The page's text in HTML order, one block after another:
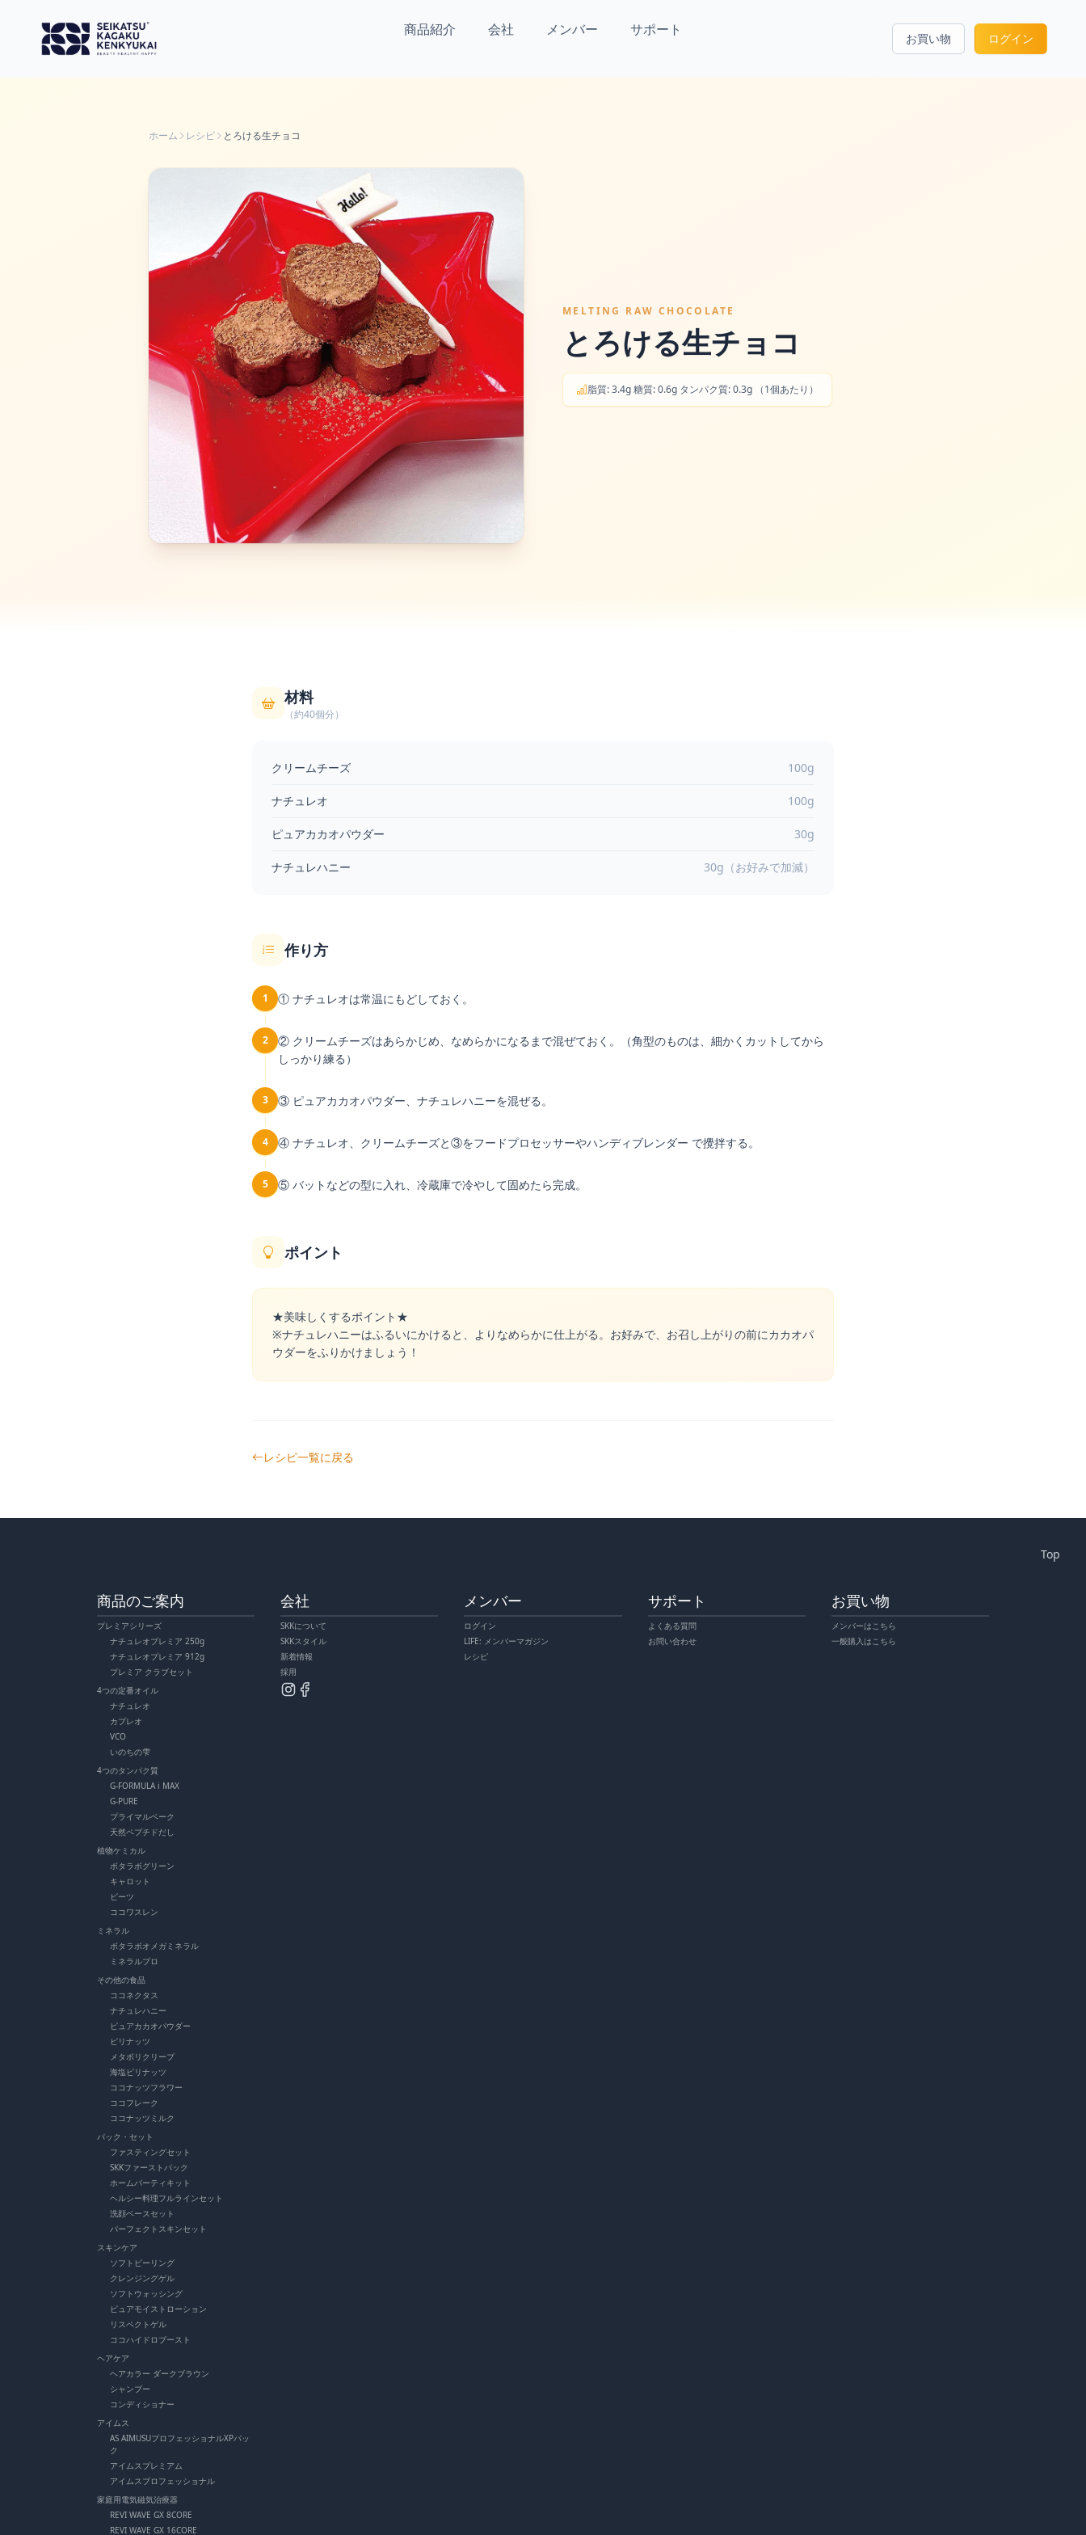
商品紹介 会社 メンバー サポート
お買い物 ログイン
ホーム レシピ とろける生チョコ
MELTING RAW CHOCOLATE
とろける生チョコ
脂質: 3.4g 糖質: 0.6g タンパク質: 0.3g （1個あたり）
材料
（約40個分）
クリームチーズ 100g
ナチュレオ 100g
ピュアカカオパウダー 30g
ナチュレハニー 30g（お好みで加減）
作り方
1 ① ナチュレオは常温にもどしておく。
2
② クリームチーズはあらかじめ、なめらかになるまで混ぜておく。（角型のものは、細かくカットしてから
しっかり練る）
3 ③ ピュアカカオパウダー、ナチュレハニーを混ぜる。
4 ④ ナチュレオ、クリームチーズと③をフードプロセッサーやハンディブレンダー で攪拌する。
5 ⑤ バットなどの型に入れ、冷蔵庫で冷やして固めたら完成。
ポイント
★美味しくするポイント★
※ナチュレハニーはふるいにかけると、よりなめらかに仕上がる。お好みで、お召し上がりの前にカカオパ
ウダーをふりかけましょう！
レシピ一覧に戻る
Top
商品のご案内
プレミアシリーズ
ナチュレオプレミア 250g
ナチュレオプレミア 912g
プレミア クラブセット
4つの定番オイル
ナチュレオ
カプレオ
VCO
いのちの雫
4つのタンパク質
G-FORMULA i MAX
G-PURE
プライマルベーク
天然ペプチドだし
植物ケミカル
ボタラボグリーン
キャロット
ビーツ
ココワスレン
ミネラル
ボタラボオメガミネラル
ミネラルプロ
その他の食品
ココネクタス
ナチュレハニー
ピュアカカオパウダー
ピリナッツ
メタボリクリープ
海塩ピリナッツ
ココナッツフラワー
ココフレーク
ココナッツミルク
パック・セット
ファスティングセット
SKKファーストパック
ホームパーティキット
ヘルシー料理フルラインセット
洗顔ベースセット
パーフェクトスキンセット
スキンケア
ソフトピーリング
クレンジングゲル
ソフトウォッシング
ピュアモイストローション
リスペクトゲル
ココハイドロブースト
ヘアケア
ヘアカラー ダークブラウン
シャンプー
コンディショナー
アイムス
AS AIMUSUプロフェッショナルXPパッ
ク
アイムスプレミアム
アイムスプロフェッショナル
家庭用電気磁気治療器
REVI WAVE GX 8CORE
REVI WAVE GX 16CORE
会社
SKKについて
SKKスタイル
新着情報
採用
メンバー
ログイン
LIFE: メンバーマガジン
レシピ
サポート
よくある質問
お問い合わせ
お買い物
メンバーはこちら
一般購入はこちら